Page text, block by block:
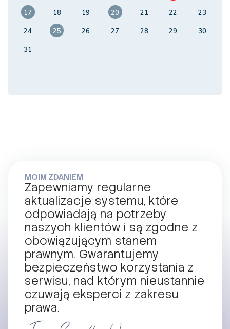
17
18 19 20 21 22
23
24
25 26 27 28 29
30
31
MOIM ZDANIEM
Zapewniamy regularne
aktualizacje systemu, które
odpowiadają na potrzeby
naszych klientów i są zgodne z
obowiązującym stanem
prawnym. Gwarantujemy
bezpieczeństwo korzystania z
serwisu, nad którym nieustannie
czuwają eksperci z zakresu
prawa.